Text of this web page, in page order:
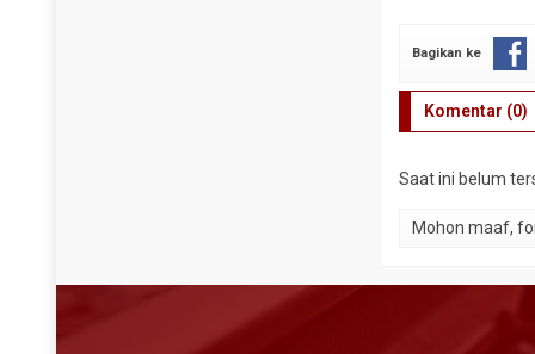
Bagikan ke
Komentar (0)
Saat ini belum
Mohon maaf,